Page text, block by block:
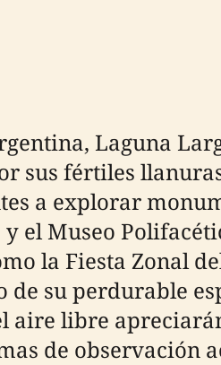
Laguna
sus fértiles
a explorar
el Museo
la Fiesta Zonal
su perdurable
libre
de observación